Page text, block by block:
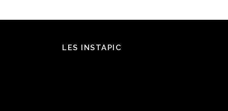
LES INSTAPIC